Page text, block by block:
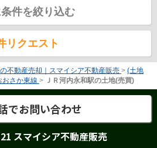
件を絞り込む
リクエスト
不動産売却｜スマイシア不動産販売 > (土地
おさか東線 > ＪＲ河内永和駅の土地(売買)
でお問い合わせ
スマイシア不動産販売